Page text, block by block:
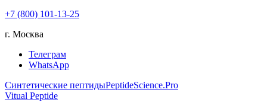
+7 (800) 101-13-25
г. Москва
Телеграм
WhatsApp
Синтетические пептидыPeptideScience.Pro
Vitual Peptide